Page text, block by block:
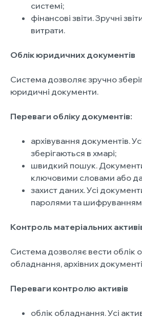
системі;
фінансові звіти. Зручні
витрати.
Облік юридичних документів
Система дозволяє зручно
юридичні документи.
Переваги обліку документів:
архівування документів.
зберігаються в хмарі;
швидкий пошук.
ключовими словами або
захист даних. Усі
паролями та
Контроль матеріальних
Система дозволяє вести облік
обладнання, архівних
Переваги контролю активів
облік обладнання. Усі